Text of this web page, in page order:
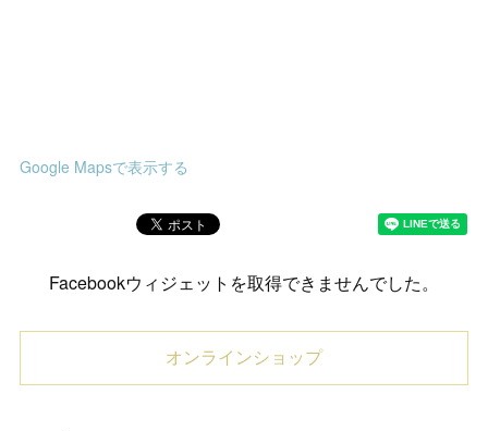
Google Mapsで表示する
Facebookウィジェットを取得できませんでした。
オンラインショップ